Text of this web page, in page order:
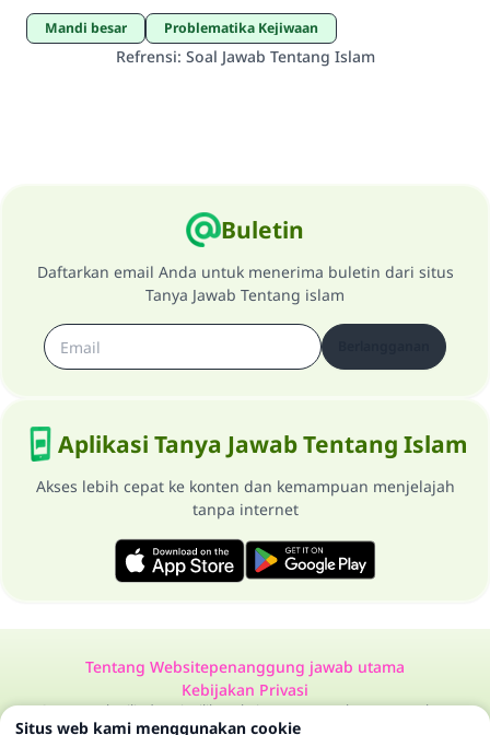
Mandi besar Problematika Kejiwaan
Refrensi: Soal Jawab Tentang Islam
Buletin
Daftarkan email Anda untuk menerima buletin dari situs
Tanya Jawab Tentang islam
Aplikasi Tanya Jawab Tentang Islam
Akses lebih cepat ke konten dan kemampuan menjelajah
tanpa internet
Tentang Websitepenanggung jawab utama
Kebijakan Privasi
Semua Hak Dilindungi Milik Website Tanya Jawab Tentang Islam
1997-2025 ©
Situs web kami menggunakan cookie